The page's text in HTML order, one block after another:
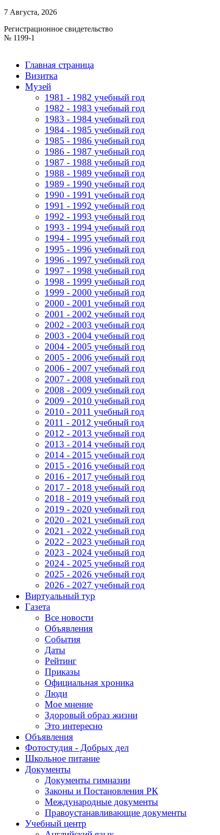
7 Августа, 2026
Регистрационное свидетельство
№ 1199-1
Главная страница
Визитка
Музей
1981 - 1982 учебный год
1982 - 1983 учебный год
1983 - 1984 учебный год
1984 - 1985 учебный год
1985 - 1986 учебный год
1986 - 1987 учебный год
1987 - 1988 учебный год
1988 - 1989 учебный год
1989 - 1990 учебный год
1990 - 1991 учебный год
1991 - 1992 учебный год
1992 - 1993 учебный год
1993 - 1994 учебный год
1994 - 1995 учебный год
1995 - 1996 учебный год
1996 - 1997 учебный год
1997 - 1998 учебный год
1998 - 1999 учебный год
1999 - 2000 учебный год
2000 - 2001 учебный год
2001 - 2002 учебный год
2002 - 2003 учебный год
2003 - 2004 учебный год
2004 - 2005 учебный год
2005 - 2006 учебный год
2006 - 2007 учебный год
2007 - 2008 учебный год
2008 - 2009 учебный год
2009 - 2010 учебный год
2010 - 2011 учебный год
2011 - 2012 учебный год
2012 - 2013 учебный год
2013 - 2014 учебный год
2014 - 2015 учебный год
2015 - 2016 учебный год
2016 - 2017 учебный год
2017 - 2018 учебный год
2018 - 2019 учебный год
2019 - 2020 учебный год
2020 - 2021 учебный год
2021 - 2022 учебный год
2022 - 2023 учебный год
2023 - 2024 учебный год
2024 - 2025 учебный год
2025 - 2026 учебный год
2026 - 2027 учебный год
Виртуальный тур
Газета
Все новости
Объявления
События
Даты
Рейтинг
Приказы
Официальная хроника
Люди
Мое мнение
Здоровый образ жизни
Это интересно
Объявления
Фотостудия - Добрых дел
Школьное питание
Документы
Документы гимназии
Законы и Постановления РК
Международные документы
Правоустанавливающие документы
Учебный центр